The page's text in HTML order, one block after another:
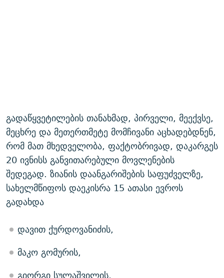
გადაწყვეტილების თანახმად, პირველი, მეექვსე,
მეცხრე და მეთერთმეტე მომჩივანი აცხადებდნენ,
რომ მათ მხედველობა, ფაქტობრივად, დაკარგეს
20 ივნისს განვითარებული მოვლენების
შედეგად. ზიანის დაანგარიშების საფუძველზე,
სახელმწიფოს დაეკისრა 15 ათასი ევროს
გადახდა
დავით ქურდოვანიძის,
მაკო გომურის,